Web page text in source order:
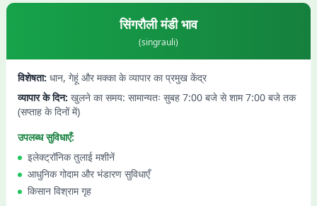
सिंगरौलीमंडी भाव
(singrauli)
विशेषता: धान, गेहूं और मक्का के व्यापार का प्रमुख केंद्र
व्यापार के दिन: खुलने का समय: सामान्यतः सुबह 7:00 बजे से शाम 7:00 बजे तक
(सप्ताह के दिनों में)
उपलब्ध सुविधाएँ:
इलेक्ट्रॉनिक तुलाई मशीनें
आधुनिक गोदाम और भंडारण सुविधाएँ
किसान विश्राम गृह